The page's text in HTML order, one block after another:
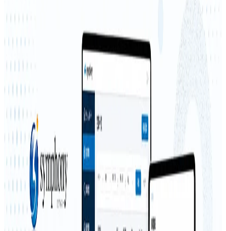
プロダクト
Quicar
概要
Quicarは株式会社ファブリカコミュニケーションズが提供
する自動車整備事業者向けのクラウド車検整備請求システム
管理、集計機能を搭載しています。e-JIBAI連動オプション、
工賃・部品代連動オプション、会計システム連動オプション
に対応しています。
BtoB 1→10（プロダクト成長）
募集中の求人情報
【愛知県春日井市】自動車の鈑金フロントスタッ
フ
愛知県